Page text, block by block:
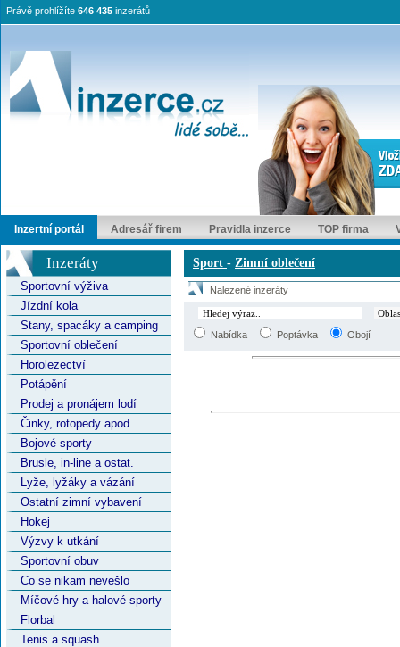
Právě prohlížíte 646 435 inzerátů
Inzertní portál Adresář firem Pravidla inzerce TOP firma
Inzeráty
Sportovní výživa
Jízdní kola
Stany, spacáky a camping
Sportovní oblečení
Horolezectví
Potápění
Prodej a pronájem lodí
Činky, rotopedy apod.
Bojové sporty
Brusle, in-line a ostat.
Lyže, lyžáky a vázání
Ostatní zimní vybavení
Hokej
Výzvy k utkání
Sportovní obuv
Co se nikam nevešlo
Míčové hry a halové sporty
Florbal
Tenis a squash
Sport - Zimní oblečení
Nalezené inzeráty
Nabídka Poptávka Obojí